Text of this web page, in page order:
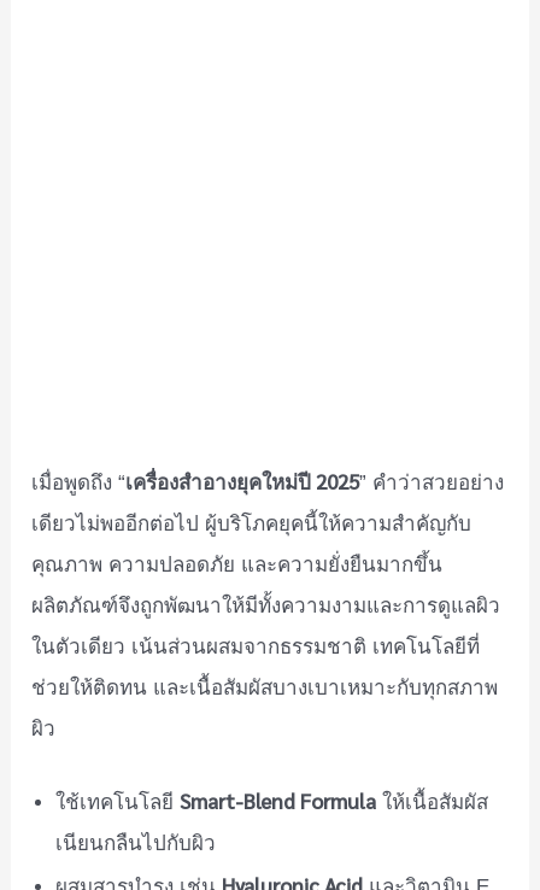
เมื่อพูดถึง “เครื่องสำอางยุคใหม่ปี 2025” คำว่าสวยอย่าง
เดียวไม่พออีกต่อไป ผู้บริโภคยุคนี้ให้ความสำคัญกับ
คุณภาพ ความปลอดภัย และความยั่งยืนมากขึ้น
ผลิตภัณฑ์จึงถูกพัฒนาให้มีทั้งความงามและการดูแลผิว
ในตัวเดียว เน้นส่วนผสมจากธรรมชาติ เทคโนโลยีที่
ช่วยให้ติดทน และเนื้อสัมผัสบางเบาเหมาะกับทุกสภาพ
ผิว
ใช้เทคโนโลยีSmart-Blend Formula ให้เนื้อสัมผัส
เนียนกลืนไปกับผิว